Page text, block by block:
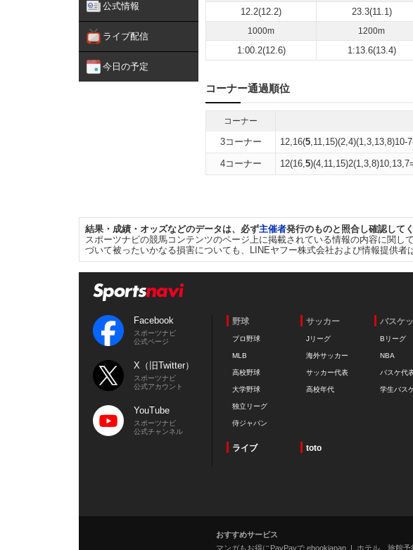
公式情報
ライブ配信
今日の予定
12.2(12.2) 23.3(11.1)
1000m 1200m
1:00.2(12.6) 1:13.6(13.4)
コーナー通過順位
コーナー
3コーナー 12,16(5,11,15)(2,4)(1,3,13,8)10-
4コーナー 12(16,5
結果・成績・オッズなどのデータは、必ず主催者発行のものと照合し確認してく
スポーツナビの競馬コンテンツのページ上に掲載されている情報の内容に関
づいて被ったいかなる損害についても、LINEヤフー株式会社および情報提供者
Facebook
スポーツナビ
公式ページ
X（旧Twitter）
スポーツナビ
公式アカウント
YouTube
スポーツナビ
公式チャンネル
野球
プロ野球
MLB
高校野球
大学野球
独立リーグ
侍ジャパン
サッカー
Jリーグ
海外サッカー
サッカー代表
高校年代
バスケ
Bリーグ
NBA
バスケ代
学生バス
ライブ toto
おすすめサービス
マンガもお得にPayPayで ebookjapan
ホテル、旅館